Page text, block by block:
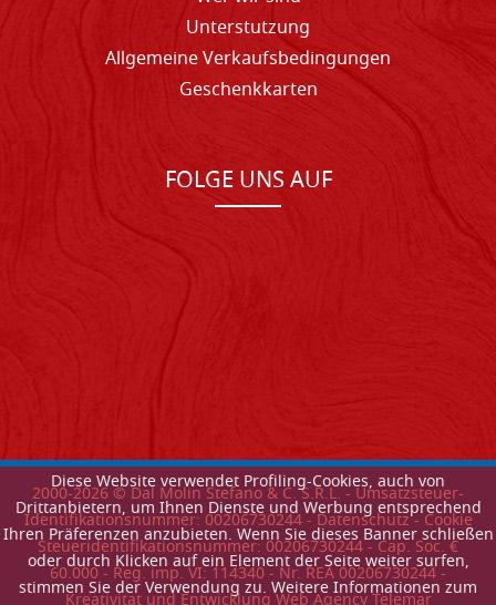
Diese Website verwendet Profiling-Cookies, auch von
Drittanbietern, um Ihnen Dienste und Werbung entsprechend
Ihren Präferenzen anzubieten. Wenn Sie dieses Banner schließen
oder durch Klicken auf ein Element der Seite weiter surfen,
stimmen Sie der Verwendung zu. Weitere Informationen zum
Unterstutzung
Allgemeine Verkaufsbedingungen
Geschenkkarten
FOLGE UNS AUF
2000-2026© Dal Molin Stefano & C. S.R.L. - Umsatzsteuer-
Identifikationsnummer: 00206730244 -Datenschutz-Cookie
Steueridentifikationsnummer: 00206730244 - Cap. Soc. €
60.000 - Reg. imp. VI: 114340 - Nr. REA 00206730244 -